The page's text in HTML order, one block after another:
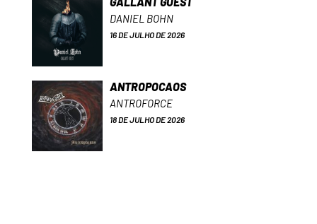
DANIEL BOHN
16 DE JULHO DE 2026
ANTROPOCAOS
ANTROFORCE
18 DE JULHO DE 2026